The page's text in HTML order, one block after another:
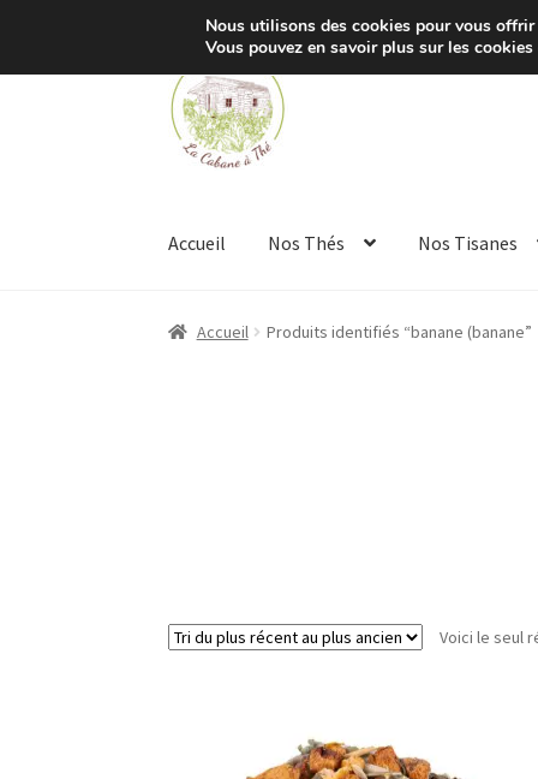
à
la
navigation
au
contenu
Accueil Nos Thés Nos Tisanes
Accueil Produits identifiés “banane (banane”
Voici le seul
Nous utilisons des cookies pour vous
Vous pouvez en savoir plus sur les